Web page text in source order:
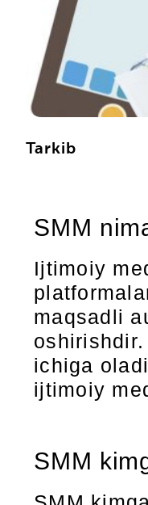
Tarkib
SMM
Ijtimoiy
maqsadli
ichiga
ijtimoiy
SMM